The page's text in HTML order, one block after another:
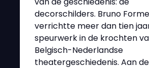
decorschilders. Bruno
verrichtte meer dan tien
speurwerk in de krochten
Belgisch-Nederlandse
theatergeschiedenis. Aan